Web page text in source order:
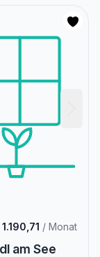
/ Monat
am See